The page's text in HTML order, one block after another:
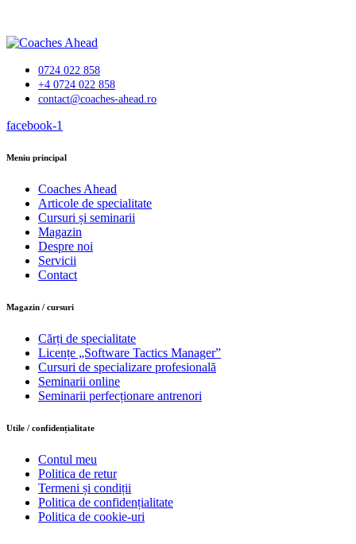
0724 022 858
+4 0724 022 858
contact@coaches-ahead.ro
facebook-1
Meniu principal
Coaches Ahead
Articole de specialitate
Cursuri și seminarii
Magazin
Despre noi
Servicii
Contact
Magazin / cursuri
Cărți de specialitate
Licențe „Software Tactics Manager”
Cursuri de specializare profesională
Seminarii online
Seminarii perfecționare antrenori
Utile / confidențialitate
Contul meu
Politica de retur
Termeni și condiții
Politica de confidențialitate
Politica de cookie-uri